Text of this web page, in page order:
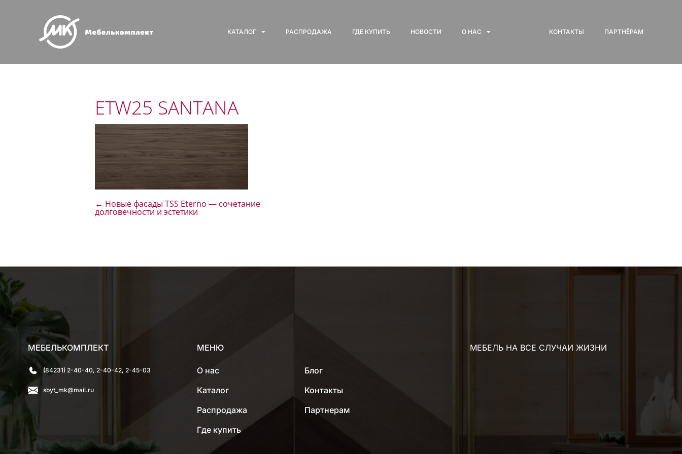
КАТАЛОГ РАСПРОДАЖА ГДЕ КУПИТЬ НОВОСТИ О НАС КОНТАКТЫ ПАРТНЁРАМ
ETW25 SANTANA
← Новые фасады TSS Eterno — сочетание
долговечности и эстетики
МЕБЕЛЬКОМПЛЕКТ
(84231) 2-40-40, 2-40-42, 2-45-03
sbyt_mk@mail.ru
МЕНЮ
О нас
Каталог
Распродажа
Где купить
Блог
Контакты
Партнерам
МЕБЕЛЬ НА ВСЕ СЛУЧАИ ЖИЗНИ